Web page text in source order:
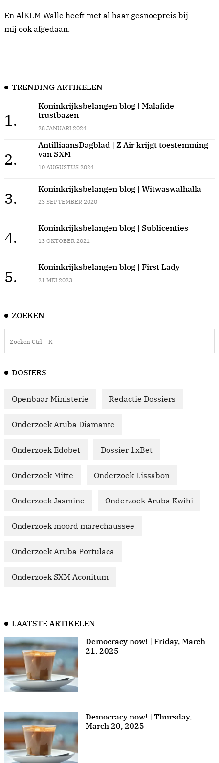
En AlKLM Walle heeft met al haar gesnoepreis bij
mij ook afgedaan.
TRENDING ARTIKELEN
1.
Koninkrijksbelangen blog | Malafide
trustbazen
28 JANUARI 2024
2.
AntilliaansDagblad | Z Air krijgt toestemming
van SXM
10 AUGUSTUS 2024
3.
Koninkrijksbelangen blog | Witwaswalhalla
23 SEPTEMBER 2020
4.
Koninkrijksbelangen blog | Sublicenties
13 OKTOBER 2021
5.
Koninkrijksbelangen blog | First Lady
21 MEI 2023
ZOEKEN
DOSIERS
Openbaar Ministerie Redactie Dossiers
Onderzoek Aruba Diamante
Onderzoek Edobet Dossier 1xBet
Onderzoek Mitte Onderzoek Lissabon
Onderzoek Jasmine Onderzoek Aruba Kwihi
Onderzoek moord marechaussee
Onderzoek Aruba Portulaca
Onderzoek SXM Aconitum
LAATSTE ARTIKELEN
Democracy now! | Friday, March
21, 2025
Democracy now! | Thursday,
March 20, 2025